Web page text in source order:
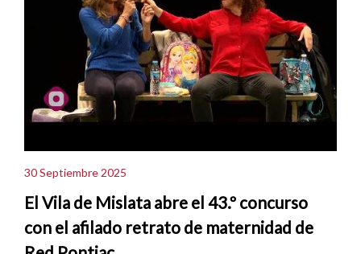
30 Septiembre 2025
El Vila de Mislata abre el 43.º concurso
con el afilado retrato de maternidad de